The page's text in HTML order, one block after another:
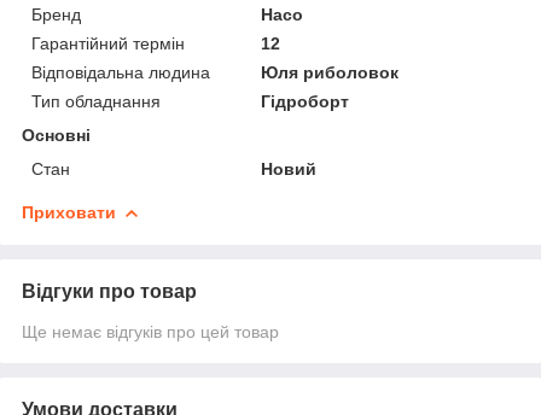
Бренд
Haco
Гарантійний термін
12
Відповідальна людина
Юля риболовок
Тип обладнання
Гідроборт
Основні
Стан
Новий
Приховати
Відгуки про товар
Ще немає відгуків про цей товар
Умови доставки